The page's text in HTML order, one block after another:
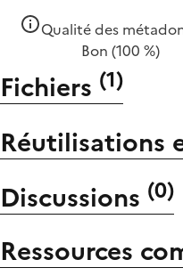
Qualité des
Bon (100 %)
Fichiers (1)
Réutilisations
Discussions (0)
Ressources